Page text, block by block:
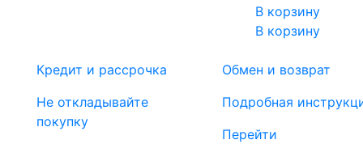
В корзину
В корзину
Кредит и рассрочка
Не откладывайте
покупку
Обмен и возврат
Подробная
Перейти